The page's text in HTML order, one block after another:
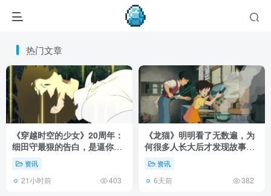
热门文章
《穿越时空的少女》20周年：
细田守最狠的告白，是逼你承
认有些夏天回不去了！
资讯
21小时前 403
《龙猫》明明看了无数遍，为
何很多人长大后才发现故事根
本不在 1988 年！
资讯
6天前 382